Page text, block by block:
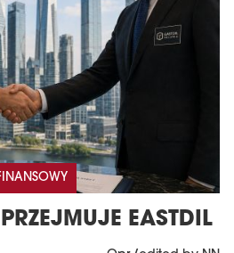
EASTDIL